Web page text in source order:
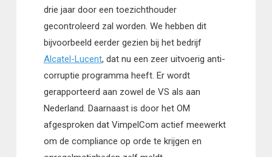
drie jaar door een toezichthouder
gecontroleerd zal worden. We hebben dit
bijvoorbeeld eerder gezien bij het bedrijf
Alcatel-Lucent, dat nu een zeer uitvoerig anti-
corruptie programma heeft. Er wordt
gerapporteerd aan zowel de VS als aan
Nederland. Daarnaast is door het OM
afgesproken dat VimpelCom actief meewerkt
om de compliance op orde te krijgen en